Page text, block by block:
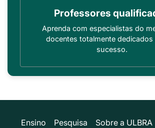
Professores
Aprenda com especialistas do
docentes totalmente dedicados
sucesso.
Ensino Pesquisa Sobre a ULBRA